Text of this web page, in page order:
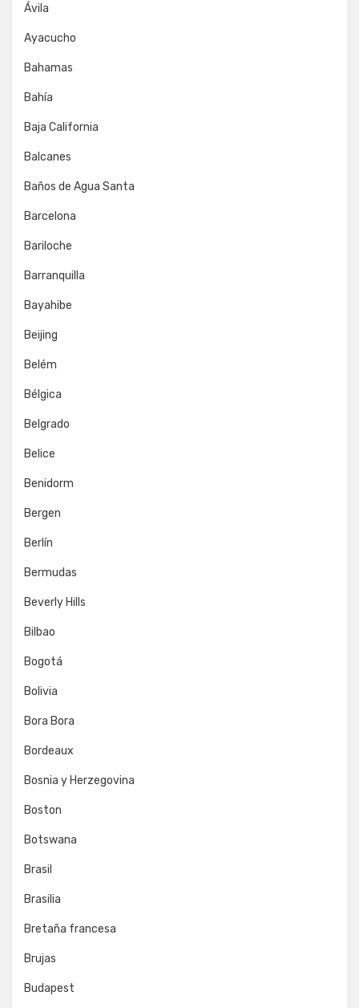
Ávila
Ayacucho
Bahamas
Bahía
Baja California
Balcanes
Baños de Agua Santa
Barcelona
Bariloche
Barranquilla
Bayahibe
Beijing
Belém
Bélgica
Belgrado
Belice
Benidorm
Bergen
Berlín
Bermudas
Beverly Hills
Bilbao
Bogotá
Bolivia
Bora Bora
Bordeaux
Bosnia y Herzegovina
Boston
Botswana
Brasil
Brasilia
Bretaña francesa
Brujas
Budapest